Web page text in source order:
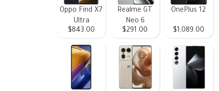
OnePlus 12
$1,089.00
Realme GT
Neo 6
$291.00
Oppo Find X7
Ultra
$843.00